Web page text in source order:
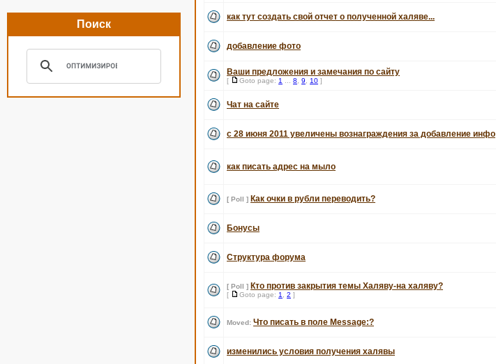
Поиск
как тут создать свой отчет о полученной халяве...
добавление фото
Ваши предложения и замечания по сайту
[ Goto page: 1 8 9 10 ]
Чат на сайте
с 28 июня 2011 увеличены вознаграждения за добавление инфо
как писать адрес на мыло
[ Poll ] Как очки в рубли переводить?
Бонусы
Структура форума
[ Poll ] Кто против закрытия темы Халяву-на халяву?
[ Goto page: 1 2 ]
Moved: Что писать в поле Message:?
изменились условия получения халявы